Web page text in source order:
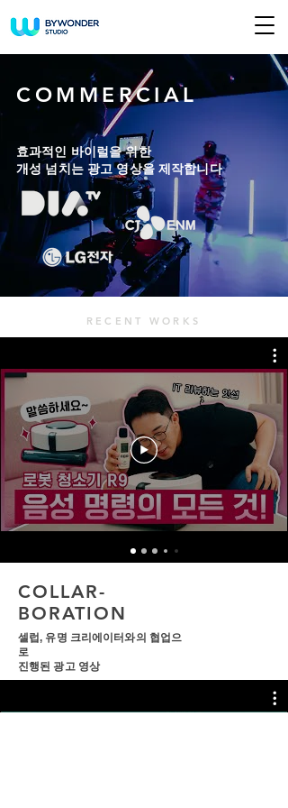
COMMERCIAL
효과적인 바이럴을 위한
개성 넘치는 광고 영상을 제작합니다
RECENT WORKS
COLLAR-
BORATION
셀럽, 유명 크리에이터와의 협업으
로
​진행된 광고 영상